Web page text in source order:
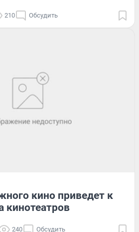
210 Обсудить
кино приведет к
кинотеатров
240 Обсудить